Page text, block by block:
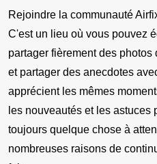
Rejoindre la communauté
C'est un lieu où vous pouvez
partager fièrement des
et partager des anecdotes
apprécient les mêmes
les nouveautés et les astuces
toujours quelque chose à
nombreuses raisons de